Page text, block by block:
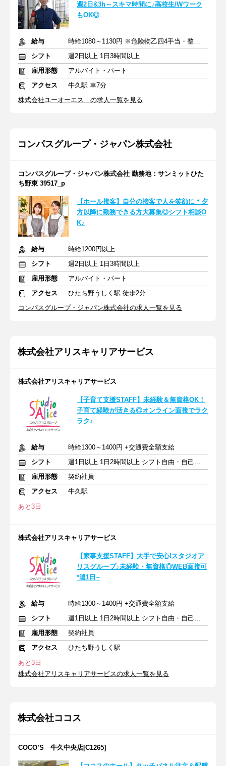
週2日&3h～スキマ時間に♪高校生/Wワーク
もOK◎
給与
時給1080～1130円 ※危険物乙四4手当・整備士手当あり
シフト
週2日以上 1日3時間以上
雇用形態
アルバイト・パート
アクセス
牛久駅 車7分
株式会社ユーオーエス の求人一覧を見る
コンパスグループ・ジャパン株式会社
コンパスグループ・ジャパン株式会社 勤務地：サンミットひた
ち野東 39517_p
【ホール接客】自分の接客で人を笑顔に＊夕
方以降に勤務できる方大募集◎シフト相談O
K♪
給与
時給1200円以上
シフト
週2日以上 1日3時間以上
雇用形態
アルバイト・パート
アクセス
ひたち野うしく駅 徒歩2分
コンパスグループ・ジャパン株式会社の求人一覧を見る
株式会社アリスキャリアサービス
株式会社アリスキャリアサービス
【子育て支援STAFF】未経験＆無資格OK！
子育て経験が活きる◎オンライン面接でラク
ラク♪
給与
時給1300～1400円 +交通費全額支給
シフト
週1日以上 1日2時間以上 シフト自由・自己申告
雇用形態
契約社員
アクセス
牛久駅
あと3日
株式会社アリスキャリアサービス
【家事支援STAFF】大手で安心!スタジオア
リスグループ♪未経験・無資格◎WEB面接可
*週1日~
給与
時給1300～1400円 +交通費全額支給
シフト
週1日以上 1日2時間以上 シフト自由・自己申告
雇用形態
契約社員
アクセス
ひたち野うしく駅
あと3日
株式会社アリスキャリアサービスの求人一覧を見る
株式会社ココス
COCO’S 牛久中央店[C1265]